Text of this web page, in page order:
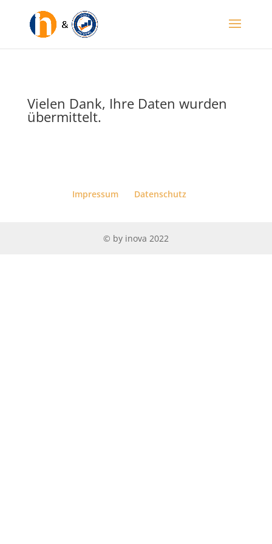
Vielen Dank, Ihre Daten wurden
übermittelt.
Impressum Datenschutz
© by inova 2022